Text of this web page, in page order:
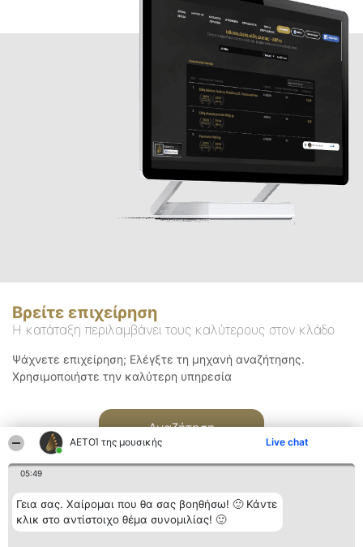
ΑΕΤΟΊ της μουσικής Live chat
05:49
Γεια σας. Χαίρομαι που θα σας βοηθήσω! 🙂 Κάντε
κλικ στο αντίστοιχο θέμα συνομιλίας! 🙂
Βρείτε επιχείρηση
Η κατάταξη περιλαμβάνει τους καλύτερους στον κλάδο
Ψάχνετε επιχείρηση; Ελέγξτε τη μηχανή αναζήτησης.
Χρησιμοποιήστε την καλύτερη υπηρεσία
Αναζήτηση